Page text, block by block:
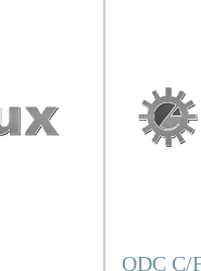
QDC C/